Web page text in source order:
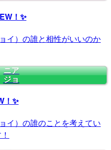
！✨
イ）の誰と相性がいいのか
ニア
ジョ
！✨
イ）の誰のことを考えてい